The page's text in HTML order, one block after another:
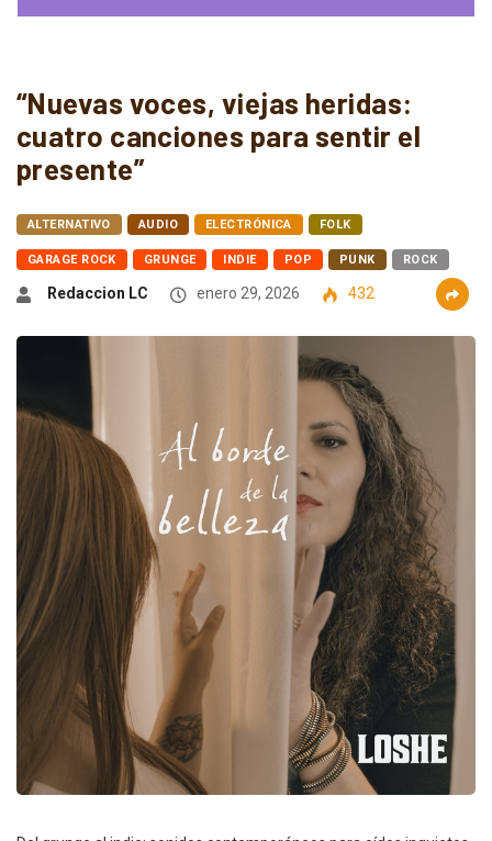
“Nuevas voces, viejas heridas:
cuatro canciones para sentir el
presente”
ALTERNATIVO AUDIO ELECTRÓNICA FOLK
GARAGE ROCK GRUNGE INDIE POP PUNK ROCK
Redaccion LC enero 29, 2026 432